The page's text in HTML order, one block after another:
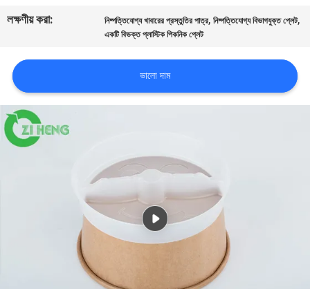
খবর
উদ্ধৃতির
জন্য
আবেদন
সাইট
লক্ষণীয় করা:
নিষ্পত্তিযোগ্য খাবারের প্রস্তুতির পাত্র,নিষ্পত্তিযোগ্য বিভাগযুক্ত প্লেট,
একটি বিভক্ত প্লাস্টিক পিকনিক প্লেট
ভালো দাম